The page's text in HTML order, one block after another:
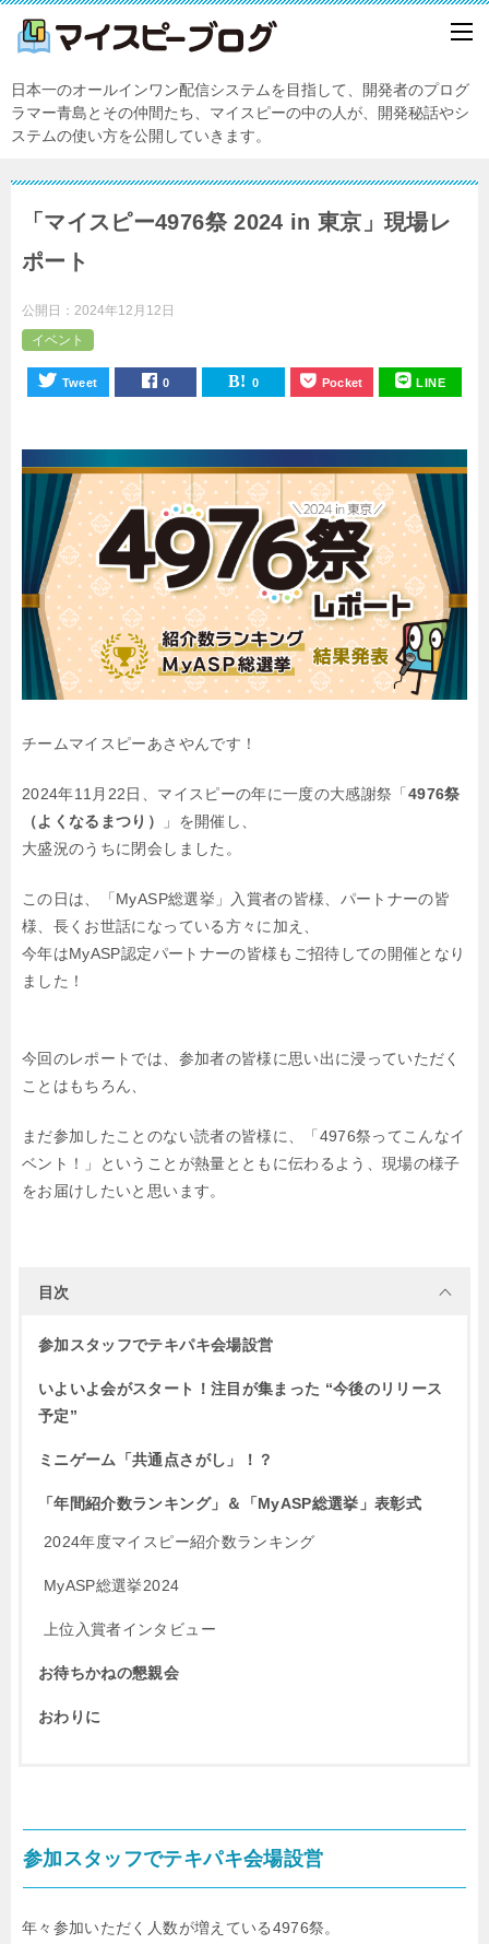
日本一のオールインワン配信システムを目指して、開発者のプログ
ラマー青島とその仲間たち、マイスピーの中の人が、開発秘話やシ
ステムの使い方を公開していきます。
「マイスピー4976祭 2024 in 東京」現場レ
ポート
公開日： 2024年12月12日
イベント
Tweet 0 0 Pocket LINE
チームマイスピーあさやんです！
2024年11月22日、マイスピーの年に一度の大感謝祭「 4976祭
（よくなるまつり）
」を開催し、
大盛況のうちに閉会しました。
この日は、「MyASP総選挙」入賞者の皆様、パートナーの皆
様、長くお世話になっている方々に加え、
今年はMyASP認定パートナーの皆様もご招待しての開催となり
ました！
今回のレポートでは、参加者の皆様に思い出に浸っていただく
ことはもちろん、
まだ参加したことのない読者の皆様に、「4976祭ってこんなイ
ベント！」ということが熱量とともに伝わるよう、現場の様子
をお届けしたいと思います。
目次
参加スタッフでテキパキ会場設営
いよいよ会がスタート！注目が集まった “今後のリリース
予定”
ミニゲーム「共通点さがし」！？
「年間紹介数ランキング」＆「MyASP総選挙」表彰式
2024年度マイスピー紹介数ランキング
MyASP総選挙2024
上位入賞者インタビュー
お待ちかねの懇親会
おわりに
参加スタッフでテキパキ会場設営
年々参加いただく人数が増えている4976祭。